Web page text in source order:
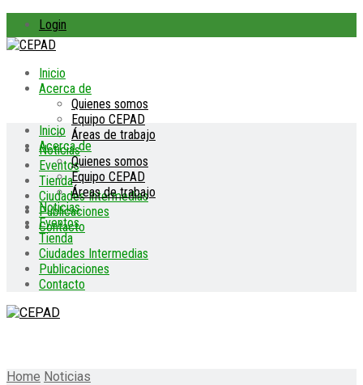
Login
Inicio
Acerca de
Quienes somos
Equipo CEPAD
Áreas de trabajo
Noticias
Eventos
Tienda
Ciudades Intermedias
Publicaciones
Contacto
Inicio
Acerca de
Quienes somos
Equipo CEPAD
Áreas de trabajo
Noticias
Eventos
Tienda
Ciudades Intermedias
Publicaciones
Contacto
Home Noticias